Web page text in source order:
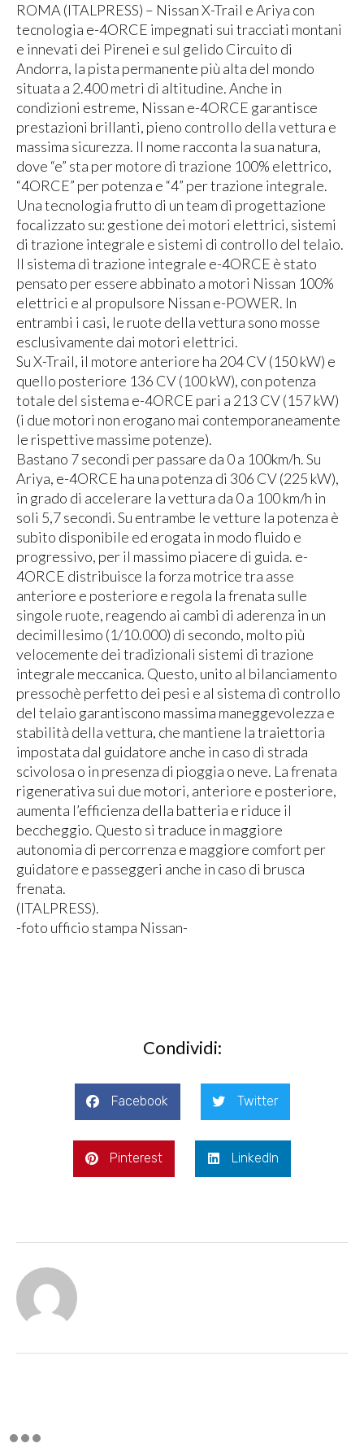
ROMA (ITALPRESS) – Nissan X-Trail e Ariya con
tecnologia e-4ORCE impegnati sui tracciati montani
e innevati dei Pirenei e sul gelido Circuito di
Andorra, la pista permanente più alta del mondo
situata a 2.400 metri di altitudine. Anche in
condizioni estreme, Nissan e-4ORCE garantisce
prestazioni brillanti, pieno controllo della vettura e
massima sicurezza. Il nome racconta la sua natura,
dove “e” sta per motore di trazione 100% elettrico,
“4ORCE” per potenza e “4” per trazione integrale.
Una tecnologia frutto di un team di progettazione
focalizzato su: gestione dei motori elettrici, sistemi
di trazione integrale e sistemi di controllo del telaio.
Il sistema di trazione integrale e-4ORCE è stato
pensato per essere abbinato a motori Nissan 100%
elettrici e al propulsore Nissan e-POWER. In
entrambi i casi, le ruote della vettura sono mosse
esclusivamente dai motori elettrici.
Su X-Trail, il motore anteriore ha 204 CV (150 kW) e
quello posteriore 136 CV (100 kW), con potenza
totale del sistema e-4ORCE pari a 213 CV (157 kW)
(i due motori non erogano mai contemporaneamente
le rispettive massime potenze).
Bastano 7 secondi per passare da 0 a 100km/h. Su
Ariya, e-4ORCE ha una potenza di 306 CV (225 kW),
in grado di accelerare la vettura da 0 a 100 km/h in
soli 5,7 secondi. Su entrambe le vetture la potenza è
subito disponibile ed erogata in modo fluido e
progressivo, per il massimo piacere di guida. e-
4ORCE distribuisce la forza motrice tra asse
anteriore e posteriore e regola la frenata sulle
singole ruote, reagendo ai cambi di aderenza in un
decimillesimo (1/10.000) di secondo, molto più
velocemente dei tradizionali sistemi di trazione
integrale meccanica. Questo, unito al bilanciamento
pressochè perfetto dei pesi e al sistema di controllo
del telaio garantiscono massima maneggevolezza e
stabilità della vettura, che mantiene la traiettoria
impostata dal guidatore anche in caso di strada
scivolosa o in presenza di pioggia o neve. La frenata
rigenerativa sui due motori, anteriore e posteriore,
aumenta l’efficienza della batteria e riduce il
beccheggio. Questo si traduce in maggiore
autonomia di percorrenza e maggiore comfort per
guidatore e passeggeri anche in caso di brusca
frenata.
(ITALPRESS).
-foto ufficio stampa Nissan-
Condividi:
Facebook Twitter
Pinterest LinkedIn